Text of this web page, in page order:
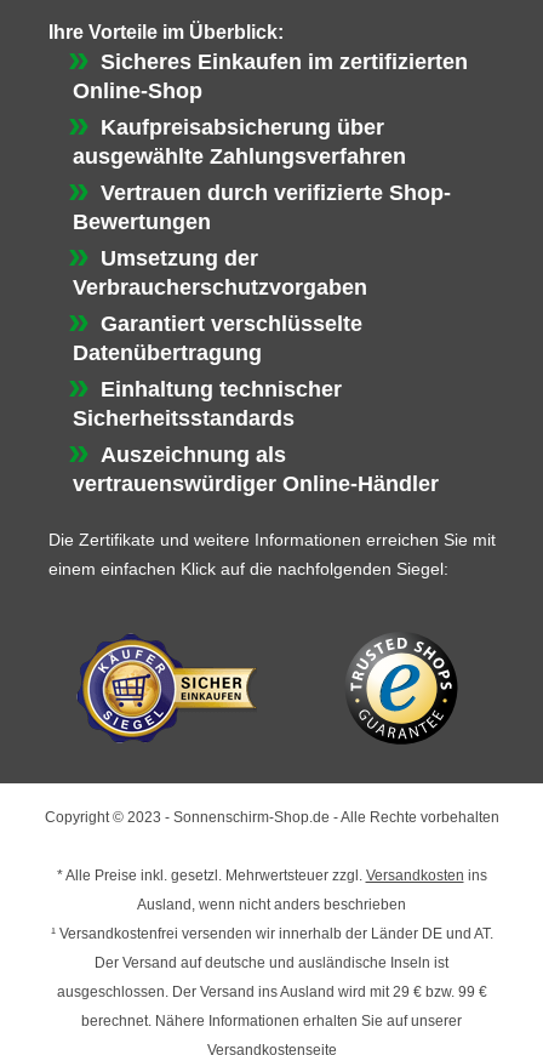
Ihre Vorteile im Überblick:
Sicheres Einkaufen im zertifizierten
Online-Shop
Kaufpreisabsicherung über
ausgewählte Zahlungsverfahren
Vertrauen durch verifizierte Shop-
Bewertungen
Umsetzung der
Verbraucherschutzvorgaben
Garantiert verschlüsselte
Datenübertragung
Einhaltung technischer
Sicherheitsstandards
Auszeichnung als
vertrauenswürdiger Online-Händler
Die Zertifikate und weitere Informationen erreichen Sie mit
einem einfachen Klick auf die nachfolgenden Siegel:
Copyright © 2023 - Sonnenschirm-Shop.de - Alle Rechte vorbehalten
* Alle Preise inkl. gesetzl. Mehrwertsteuer zzgl. Versandkosten ins
Ausland, wenn nicht anders beschrieben
¹ Versandkostenfrei versenden wir innerhalb der Länder DE und AT.
Der Versand auf deutsche und ausländische Inseln ist
ausgeschlossen. Der Versand ins Ausland wird mit29 € bzw. 99 €
berechnet. Nähere Informationen erhalten Sie auf unserer
Versandkostenseite